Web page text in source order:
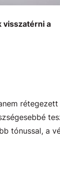
visszatérni a
rétegezett
tónussal, a